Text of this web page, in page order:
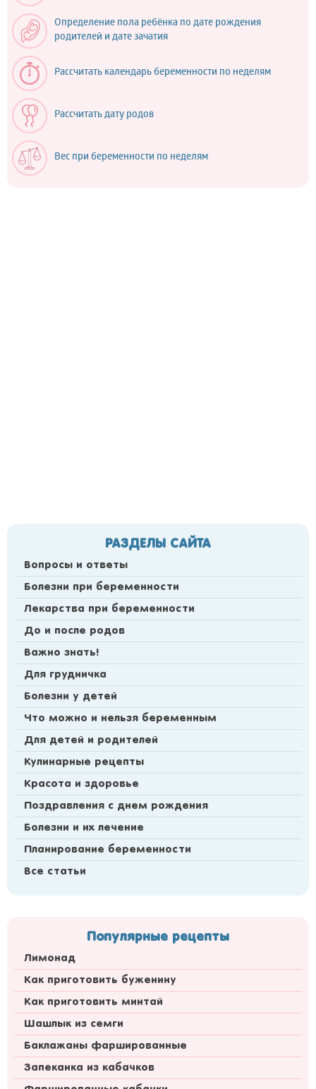
Определение пола ребёнка по дате рождения
родителей и дате зачатия
Рассчитать календарь беременности по неделям
Рассчитать дату родов
Вес при беременности по неделям
РАЗДЕЛЫ САЙТА
Вопросы и ответы
Болезни при беременности
Лекарства при беременности
До и после родов
Важно знать!
Для грудничка
Болезни у детей
Что можно и нельзя беременным
Для детей и родителей
Кулинарные рецепты
Красота и здоровье
Поздравления с днем рождения
Болезни и их лечение
Планирование беременности
Все статьи
Популярные рецепты
Лимонад
Как приготовить буженину
Как приготовить минтай
Шашлык из семги
Баклажаны фаршированные
Запеканка из кабачков